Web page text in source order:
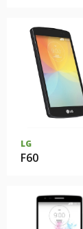
LG
F60